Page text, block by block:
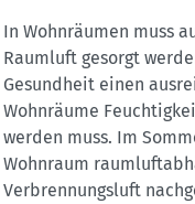
In Wohnräumen muss
Raumluft gesorgt
Gesundheit einen
Wohnräume
werden muss. Im
Wohnraum
Verbrennungsluft